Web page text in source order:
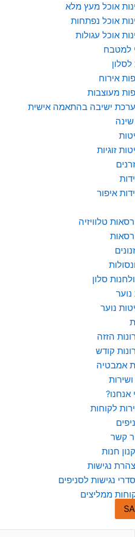
אוכל מעץ מלא
אוכל נפתחות
אוכל עגולות
למטבח
אירוח
מעוצבות
ישיבה בהתאמה אישית
זוגיות
איפור
טלוויזיה
סלון
נוער
הזזה
קודש
אמבטיה
אנחנו?
לקוחות
קשר
חנות
נגישות
נגישות לסניפים
ממליצים